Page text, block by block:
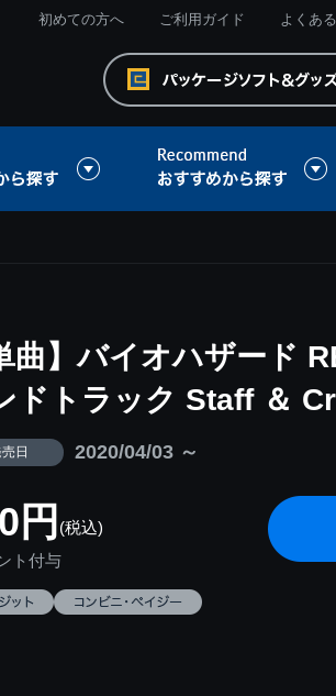
初めての方へ ご利用ガイド よくあ
曲】バイオハザード
ドトラック Staff ＆
日 2020/04/03 ～
円 (税込)
ト付与